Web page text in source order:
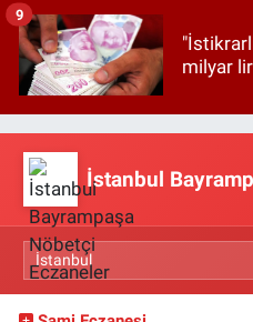
milyar
9
İstanbul